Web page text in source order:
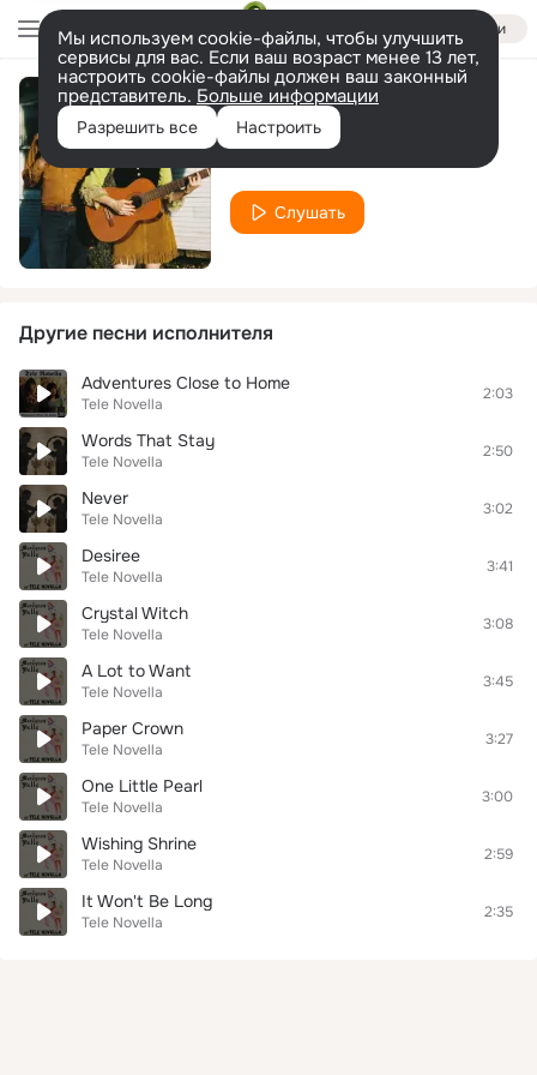
Войти
Мы используем cookie-файлы, чтобы улучшить
сервисы для вас. Если ваш возраст менее 13 лет,
настроить cookie-файлы должен ваш законный
представитель. Больше информации
Разрешить все Настроить
Technicolor Town
Слушать
Другие песни исполнителя
Adventures Close to Home
Tele Novella
2:03
Words That Stay
Tele Novella
2:50
Never
Tele Novella
3:02
Desiree
Tele Novella
3:41
Crystal Witch
Tele Novella
3:08
A Lot to Want
Tele Novella
3:45
Paper Crown
Tele Novella
3:27
One Little Pearl
Tele Novella
3:00
Wishing Shrine
Tele Novella
2:59
It Won't Be Long
Tele Novella
2:35